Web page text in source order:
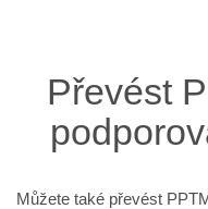
Převést
Můžete také převést